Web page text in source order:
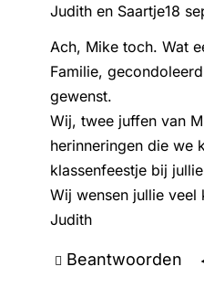
Judith en Saartje18
Ach, Mike toch. Wat
Familie,
gewenst.
Wij, twee juffen van
herinneringen die we
klassenfeestje bij
Wij wensen jullie
Judith
Beantwoorden